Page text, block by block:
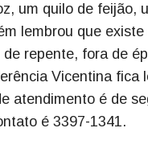
um quilo de feijão,
lembrou que
repente, fora de
Vicentina fica
atendimento é de
é 3397-1341.